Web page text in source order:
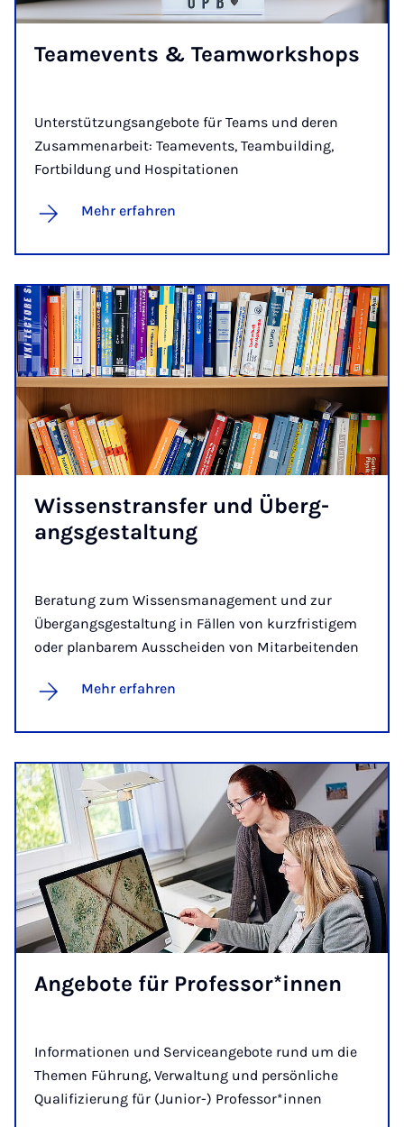
Tea­me­vents & Team­work­shops
Unterstützungsangebote für Teams und deren
Zusammenarbeit: Teamevents, Teambuilding,
Fortbildung und Hospitationen
Mehr erfahren
Wis­sen­s­trans­fer und Über­g­
angs­ge­stal­tung
Beratung zum Wissensmanagement und zur
Übergangsgestaltung in Fällen von kurzfristigem
oder planbarem Ausscheiden von Mitarbeitenden
Mehr erfahren
An­ge­bo­te für Pro­fes­sor*in­nen
Informationen und Serviceangebote rund um die
Themen Führung, Verwaltung und persönliche
Qualifizierung für (Junior-) Professor*innen